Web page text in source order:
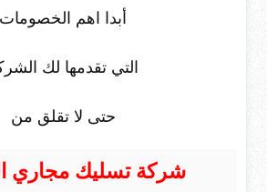
أبدا اهم الخصومات
التي تقدمها لك
حتى لا تقلق من
شركة تسليك مجاري